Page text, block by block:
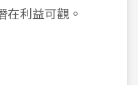
在利益可觀。